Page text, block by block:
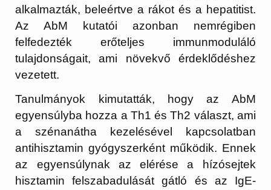
alkalmazták, beleértve a rákot és a hepatitist.
Az AbM kutatói azonban nemrégiben
felfedezték erőteljes immunmoduláló
tulajdonságait, ami növekvő érdeklődéshez
vezetett.
Tanulmányok kimutatták, hogy az AbM
egyensúlyba hozza a Th1 és Th2 választ, ami
a szénanátha kezelésével kapcsolatban
antihisztamin gyógyszerként működik. Ennek
az egyensúlynak az elérése a hízósejtek
hisztamin felszabadulását gátló és az IgE-